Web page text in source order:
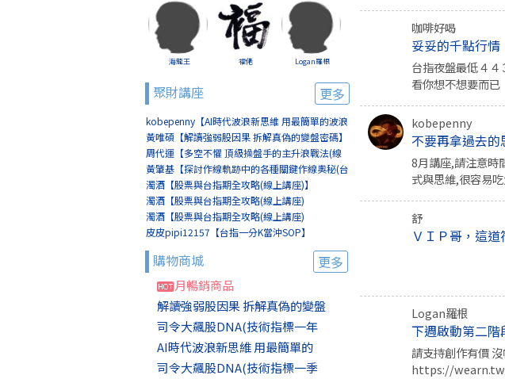
海龍王 福佬 Logan羅根
聚財講座 更多
kobepenny【AI時代波浪新思維 用最簡單的波浪
賺最簡單的錢(線上講座)】
黃唯碩【解讀強弱股因果 拆解真偽的變盤密碼】
周代運【多空不懼 頂級操盤手的主升浪戰法(線
上講座)】
黃肇基【探討作線軌跡中的各種關鍵作線奧秘(台
北)】
濁酒【股票與台指期全攻略(線上講座)】
濁酒【股票與台指期全攻略(線上講座)
(8/2+8/9)】
濁酒【股票與台指期全攻略(線上講座)
(8/16+8/23)】
皮皮pipi12157【台指一分K當沖SOP】
購物商城 更多
月暢銷商品
解讀強弱股因果 拆解真偽的變盤
司令大飆股DNA(技術指標一年
AI時代波浪新思維 用最簡單的
司令大飆股DNA(技術指標一季
咖啡好喝
妥妥的千點行
台指夜盤最低４
看你想不想要而已
kobepenny
不要再拿過去
8月講座,請注意時
式與思維,很容易
舒
ＶＩＰ哥，這
Logan羅根
下週啟動第二
請支持創作有價
https://